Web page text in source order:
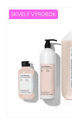
SKVELÝ VÝROBOK